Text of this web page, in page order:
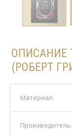
ОПИСАНИЕ
(РОБЕРТ
Материал:
Производитель: